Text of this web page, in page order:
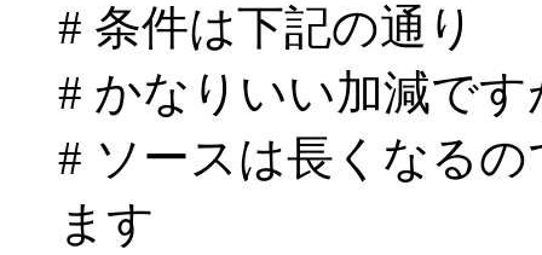
# 条件は下記の通り
# かなりいい加減で
# ソースは長くなる
ます